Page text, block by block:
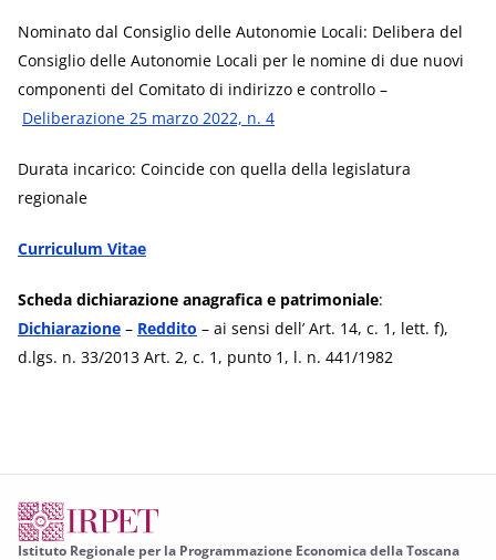
Nominato dal Consiglio delle Autonomie Locali: Delibera del
Consiglio delle Autonomie Locali per le nomine di due nuovi
componenti del Comitato di indirizzo e controllo –
Deliberazione 25 marzo 2022, n. 4
Durata incarico: Coincide con quella della legislatura
regionale
Curriculum Vitae
Scheda dichiarazione anagrafica e patrimoniale:
Dichiarazione – Reddito – ai sensi dell’ Art. 14, c. 1, lett. f),
d.lgs. n. 33/2013 Art. 2, c. 1, punto 1, l. n. 441/1982
Istituto Regionale per la Programmazione Economica della Toscana